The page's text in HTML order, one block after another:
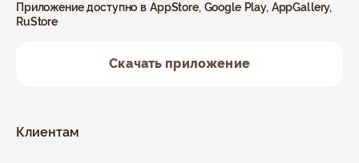
Клиентам
Приложение доступно в AppStore, Google Play, AppGallery,
RuStore
Скачать приложение